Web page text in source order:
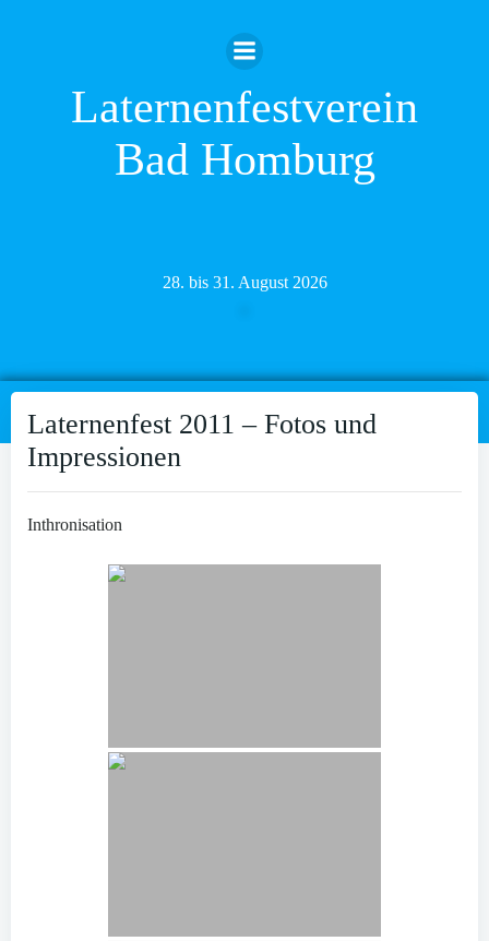
Inhalt
springen
Laternenfestverein
Bad Homburg
28. bis 31. August 2026
Laternenfest 2011 – Fotos und
Impressionen
Inthronisation